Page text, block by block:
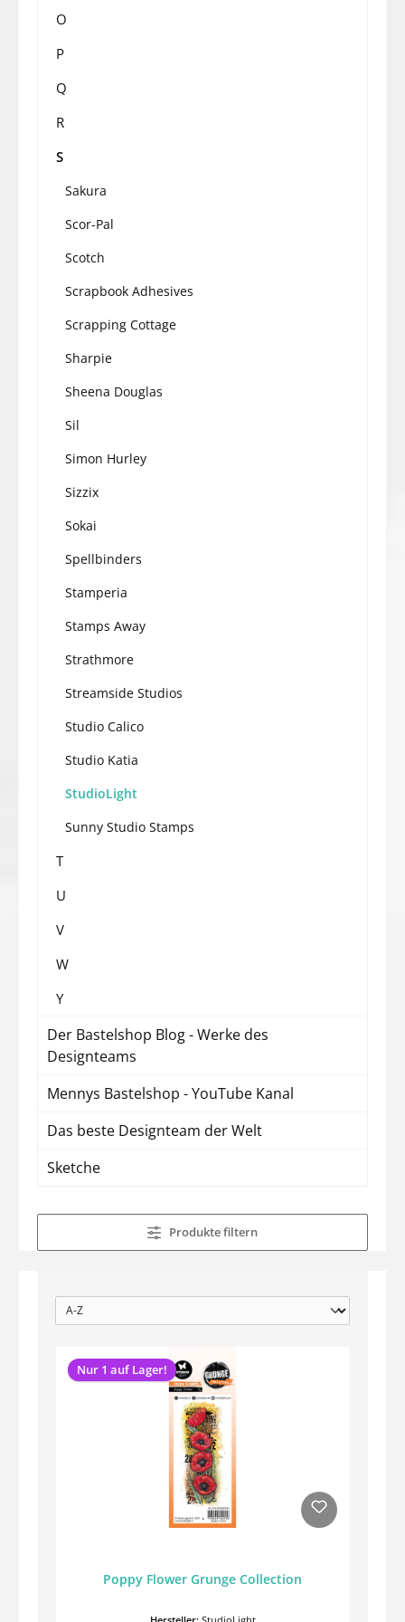
O
P
Q
R
S
Sakura
Scor-Pal
Scotch
Scrapbook Adhesives
Scrapping Cottage
Sharpie
Sheena Douglas
Sil
Simon Hurley
Sizzix
Sokai
Spellbinders
Stamperia
Stamps Away
Strathmore
Streamside Studios
Studio Calico
Studio Katia
StudioLight
Sunny Studio Stamps
T
U
V
W
Y
Der Bastelshop Blog - Werke des
Designteams
Mennys Bastelshop - YouTube Kanal
Das beste Designteam der Welt
Sketche
Produkte filtern
Nur 1 auf Lager!
Poppy Flower Grunge Collection